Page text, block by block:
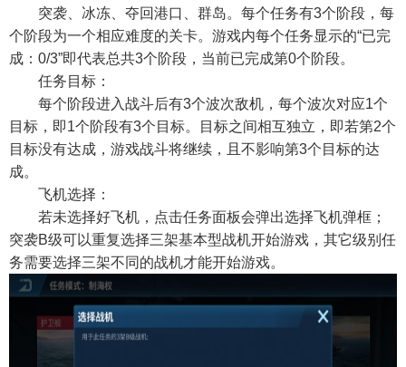
突袭、冰冻、夺回港口、群岛。每个任务有3个阶段，每
个阶段为一个相应难度的关卡。游戏内每个任务显示的“已完
成：0/3”即代表总共3个阶段，当前已完成第0个阶段。
任务目标：
每个阶段进入战斗后有3个波次敌机，每个波次对应1个
目标，即1个阶段有3个目标。目标之间相互独立，即若第2个
目标没有达成，游戏战斗将继续，且不影响第3个目标的达
成。
飞机选择：
若未选择好飞机，点击任务面板会弹出选择飞机弹框；
突袭B级可以重复选择三架基本型战机开始游戏，其它级别任
务需要选择三架不同的战机才能开始游戏。